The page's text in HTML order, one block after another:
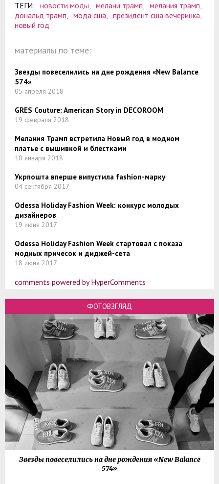
ТЕГИ: новости моды, мелани трамп, мелания трамп,
дональд трамп, мода сша, президент сша вечеринка,
новый год
материалы по теме:
Звезды повеселились на дне рождения «New Balance
574»
05 апреля 2018
GRES Couture: American Story in DECOROOM
19 февраля 2018
Мелания Трамп встретила Новый год в модном
платье с вышивкой и блестками
10 января 2018
Укрпошта вперше випустила fashion-марку
04 сентября 2017
Odessa Holiday Fashion Week: конкурс молодых
дизайнеров
19 июня 2017
Odessa Holiday Fashion Week стартовал с показа
модных причесок и диджей-сета
18 июня 2017
comments powered by HyperComments
ФОТОВЗГЛЯД
Звезды повеселились на дне рождения «New Balance
574»